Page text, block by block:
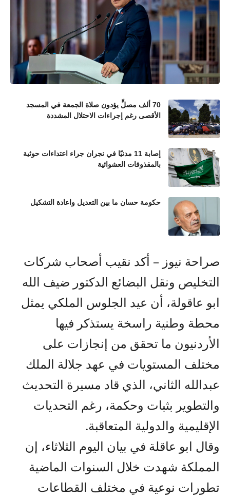
70 ألف مصلٍّ يؤدون صلاة الجمعة في المسجد
الأقصى رغم إجراءات الاحتلال المشددة
إصابة 11 مدنيًا في نجران جراء اعتداءات حوثية
بالمقذوفات العشوائية
حكومة حسان ما بين التعديل واعادة التشكيل
صراحة نيوز – أكد نقيب أصحاب شركات
التخليص ونقل البضائع الدكتور ضيف الله
ابو عاقولة، أن عيد الجلوس الملكي يمثل
محطة وطنية راسخة يستذكر فيها
الأردنيون ما تحقق من إنجازات على
مختلف المستويات في عهد جلالة الملك
عبدالله الثاني، الذي قاد مسيرة التحديث
والتطوير بثبات وحكمة، رغم التحديات
الإقليمية والدولية المتعاقبة.
وقال ابو عاقلة في بيان اليوم الثلاثاء، إن
المملكة شهدت خلال السنوات الماضية
تطورات نوعية في مختلف القطاعات